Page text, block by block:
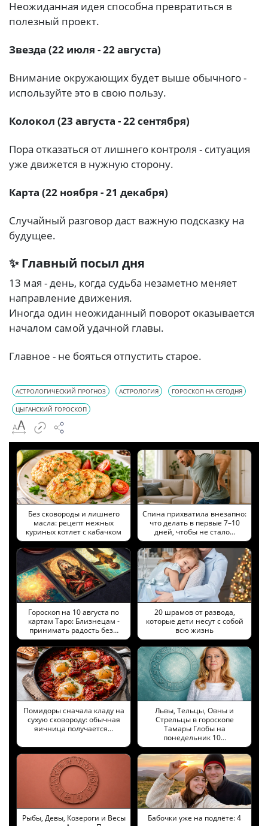
Неожиданная идея способна превратиться в
полезный проект.
Звезда (22 июля - 22 августа)
Внимание окружающих будет выше обычного -
используйте это в свою пользу.
Колокол (23 августа - 22 сентября)
Пора отказаться от лишнего контроля - ситуация
уже движется в нужную сторону.
Карта (22 ноября - 21 декабря)
Случайный разговор даст важную подсказку на
будущее.
✨ Главный посыл дня
13 мая - день, когда судьба незаметно меняет
направление движения.
Иногда один неожиданный поворот оказывается
началом самой удачной главы.
Главное - не бояться отпустить старое.
АСТРОЛОГИЧЕСКИЙ ПРОГНОЗ АСТРОЛОГИЯ ГОРОСКОП НА СЕГОДНЯ
ЦЫГАНСКИЙ ГОРОСКОП
Без сковороды и лишнего
масла: рецепт нежных
куриных котлет с кабачком
Спина прихватила внезапно:
что делать в первые 7–10
дней, чтобы не стало…
Гороскоп на 10 августа по
картам Таро: Близнецам -
принимать радость без…
20 шрамов от развода,
которые дети несут с собой
всю жизнь
Помидоры сначала кладу на
сухую сковороду: обычная
яичница получается…
Львы, Тельцы, Овны и
Стрельцы в гороскопе
Тамары Глобы на
понедельник 10…
Рыбы, Девы, Козероги и Весы
Бабочки уже на подлёте: 4